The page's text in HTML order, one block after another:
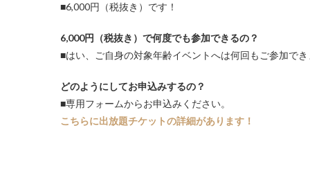
■6,000円（税抜き）です！
6,000円（税抜き）で何度でも参加できるの？
■はい、ご自身の対象年齢イベントへは何回もご参加で
どのようにしてお申込みするの？
■専用フォームからお申込みください。
こちらに出放題チケットの詳細があります！